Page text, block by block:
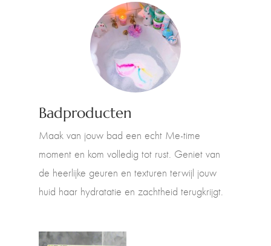
Badproducten
Maak van jouw bad een echt Me-time
moment en kom volledig tot rust. Geniet van
de heerlijke geuren en texturen terwijl jouw
huid haar hydratatie en zachtheid terugkrijgt.